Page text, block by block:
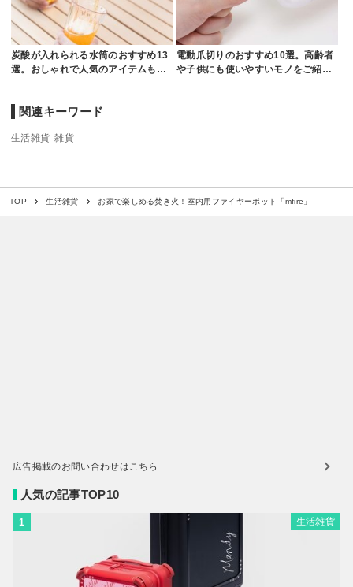
炭酸が入れられる水筒のおすすめ13
選。おしゃれで人気のアイテムも…
電動爪切りのおすすめ10選。高齢者
や子供にも使いやすいモノをご紹…
関連キーワード
生活雑貨 雑貨
TOP 生活雑貨 お家で楽しめる焚き火！室内用ファイヤーポット「mfire」
広告掲載のお問い合わせはこちら
人気の記事TOP10
1 生活雑貨